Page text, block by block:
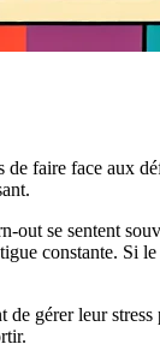
de faire face aux
se sentent
constante. Si
gérer leur stress